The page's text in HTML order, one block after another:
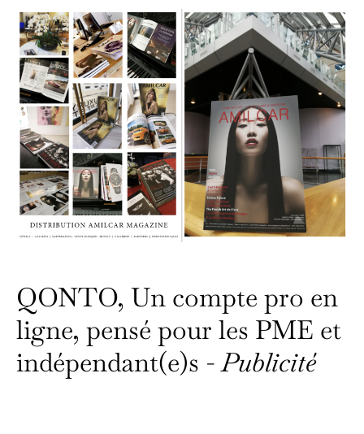
QONTO, Un compte pro en
ligne, pensé pour les PME et
indépendant(e)s -Publicité